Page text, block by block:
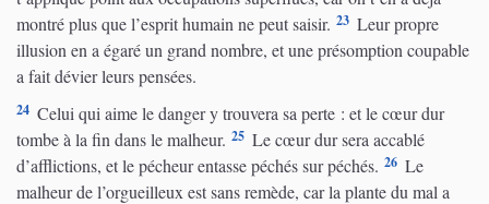
montré plus que l’esprit humain ne peut saisir. 23 Leur propre
illusion en a égaré un grand nombre, et une présomption coupable
a fait dévier leurs pensées.
24 Celui qui aime le danger y trouvera sa perte : et le cœur dur
tombe à la fin dans le malheur. 25 Le cœur dur sera accablé
d’afflictions, et le pécheur entasse péchés sur péchés. 26 Le
malheur de l’orgueilleux est sans remède, car la plante du mal a